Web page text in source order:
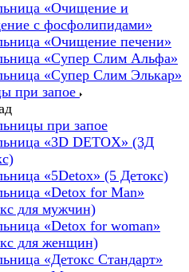
«Очищение и
с фосфолипидами»
«Очищение печени»
«Супер Слим Альфа»
«Супер Слим Элькар»
при запое
при запое
«3D DETOX» (3Д
«5Detox» (5 Детокс)
«Detox for Man»
для мужчин)
«Detox for woman»
для женщин)
«Детокс Стандарт»